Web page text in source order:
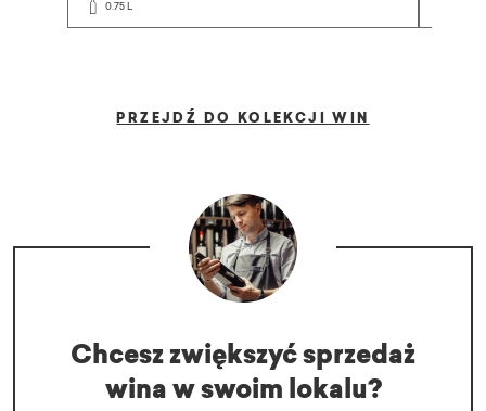
0.75 L
PRZEJDŹ DO KOLEKCJI WIN
Chcesz zwiększyć sprzedaż
wina w swoim lokalu?